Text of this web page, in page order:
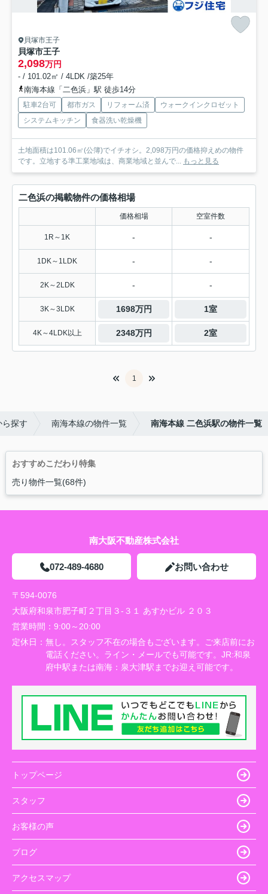
貝塚市王子
貝塚市王子
2,098万円
- / 101.02㎡ / 4LDK /築25年
南海本線「二色浜」駅 徒歩14分
駐車2台可 都市ガス リフォーム済
ウォークインクロゼット
システムキッチン
食器洗い乾燥機
土地面積は101.06㎡(公簿)でイチオシ。2,098万円の価格抑えめの物件
です。立地する準工業地域は、商業地域と並んで... もっと見る
二色浜の掲載物件の価格相場
価格相場 空室件数
1R～1K - -
1DK～1LDK - -
2K～2LDK - -
3K～3LDK 1698万円 1室
4K～4LDK以上 2348万円 2室
1
ら探す 南海本線の物件一覧 南海本線 二色浜駅の物件一覧
おすすめこだわり特集
売り物件一覧(68件)
南大阪不動産株式会社
072-489-4680 お問い合わせ
〒594-0076
大阪府和泉市肥子町２丁目３-３１ あすかビル ２０３
営業時間： 9:00～20:00
定休日： 無し。スタッフ不在の場合もございます。ご来店前にお
電話ください。ライン・メールでも可能です。JR:和泉
府中駅または南海：泉大津駅までお迎え可能です。
トップページ
スタッフ
お客様の声
ブログ
アクセスマップ